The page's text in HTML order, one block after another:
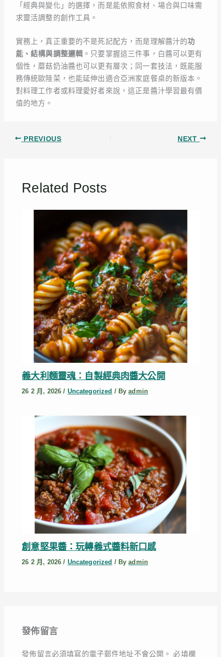
「經典與變化」的選擇，而是能依照食材、場合與口味需
求靈活調整的創作工具。
實務上，真正重要的不是死記配方，而是理解醬汁的功
能、結構與調整邏輯 。只要掌握這三件事，白醬可以更有
個性，蘑菇奶油醬也可以更有層次；同一套技法，既能服
務傳統歐陸菜，也能延伸出適合亞洲家庭餐桌的新版本。
對料理工作者或料理愛好者來說，這正是醬汁學習最有價
值的地方。
PREVIOUS NEXT
Related Posts
義大利麵靈魂：自製經典肉醬大公開
26 2 月, 2026/ Uncategorized / Byadmin
創意堅果醬：玩轉義式醬料新口感
26 2 月, 2026/ Uncategorized / Byadmin
發佈留言
發佈留言必須填寫的電子郵件地址不會公開。 必填欄